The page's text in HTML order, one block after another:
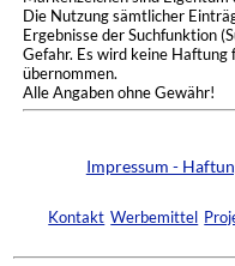
Die Nutzung sämtlicher
Ergebnisse der Suchfunktion
Gefahr. Es wird keine Haftung
übernommen.
Alle Angaben ohne Gewähr!
Impressum -
Kontakt Werbemittel